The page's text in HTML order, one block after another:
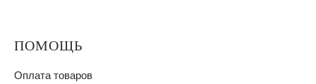
ПОМОЩЬ
Оплата товаров